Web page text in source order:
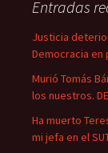
rEntradas
Justicia
Democracia en
Murió Tomás
los nuestros.
Ha muerto
mi jefa en el